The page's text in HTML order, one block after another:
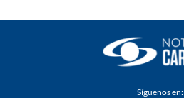
Síguenos en: